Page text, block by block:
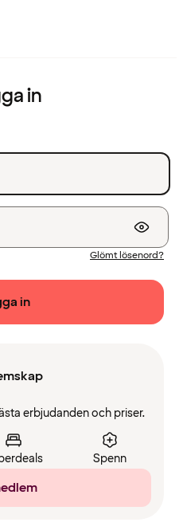
in
Glömt lösenord?
in
erbjudanden och priser.
Spenn